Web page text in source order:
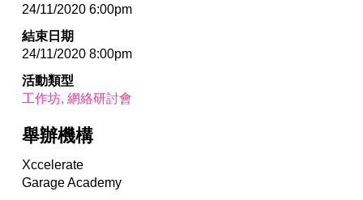
24/11/2020 6:00pm
結束日期
24/11/2020 8:00pm
活動類型
工作坊 網絡研討會
舉辦機構
Xccelerate
Garage Academy